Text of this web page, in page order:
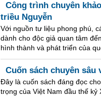
Công trình chuyên
triều Nguyễn
Với nguồn tư liệu phong phú,
dành cho độc giả quan tâm
hình thành và phát triển của
Cuốn sách chuyên sâu
Đây là cuốn sách đáng đọc
trọng của Việt Nam đầu thế kỷ